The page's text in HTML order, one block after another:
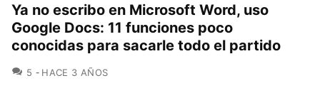
Ya no escribo en Microsoft Word, uso
Google Docs: 11 funciones poco
conocidas para sacarle todo el partido
5 COMENTARIOS
HACE 3 AÑOS